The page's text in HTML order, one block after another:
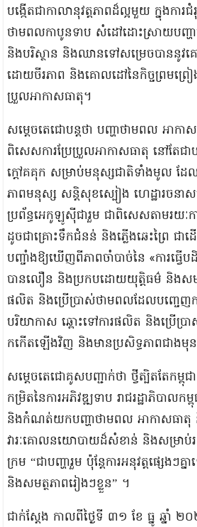
បង្កើតជាកាលានុវត្តភាពដ៏ល្អមួយ ក្នុងការ
ថាមពលកាបូនទាប សំដៅដោះស្រាយបញ្ហ
និងបរិស្ថាន និងឈានទៅសម្រេចបាននូវ
ដោយចីរភាព និងគោលដៅនៃកិច្ចព្រមព្រៀង
ប្រួលអាកាសធាតុ។
សម្ដេចតេជោបន្តថា បញ្ហាថាមពល អាកា
ពិសេសការប្រែប្រួលអាកាសធាតុ នៅតែជ
ក្ដៅគគុក សម្រាប់មនុស្សជាតិទាំងមូល ដ
ភាពមនុស្ស សន្តិសុខស្បៀង ហេដ្ឋារចនាសម្
ប្រព័ន្ធអេកូឡូស៊ីជារួម ជាពិសេសតាមរយៈកា
ដូចជាគ្រោះទឹកជំនន់ និងភ្លើងឆេះព្រៃ ជា
បញ្ចាំងឱ្យឃើញពីភាពចាំបាច់នៃ «ការធ្វើ
បានលឿន និងប្រកបដោយយុត្តិធម៌ និងសមធ
ផលិត និងប្រើប្រាស់ថាមពលដែលបញ្ចេញក
បរិយាកាស ឆ្ពោះទៅការផលិត និងប្រើប្រ
កកើតឡើងវិញ និងមានប្រសិទ្ធភាពជាងមុ
សម្ដេចតេជោគូសបញ្ជាក់ថា ថ្វីត្បិតតែកម្ពុ
កម្រិតនៃការអភិវឌ្ឍទាប រាជរដ្ឋាភិបាលកម្ពុជ
និងកំណត់យកបញ្ហាថាមពល អាកាសធាតុ
វារៈគោលនយោបាយដ៏សំខាន់ និងសម្រាប់
ក្រម “ជាបញ្ហារួម ប៉ុន្តែការអនុវត្តផ្សេងៗ
និងសមត្ថភាពរៀងៗខ្លួន” ។
ជាក់ស្តែង កាលពីថ្ងៃទី ៣១ ខែ ធ្នូ ឆ្នាំ ២